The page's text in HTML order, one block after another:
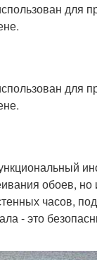
для
для
обоев, но
часов,
- это